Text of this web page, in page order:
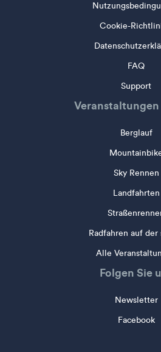
Cookie-
FAQ
Support
Berglauf
Sky Rennen
Landfahrten
Radfahren auf der
Alle
Folgen Sie
Newsletter
Facebook